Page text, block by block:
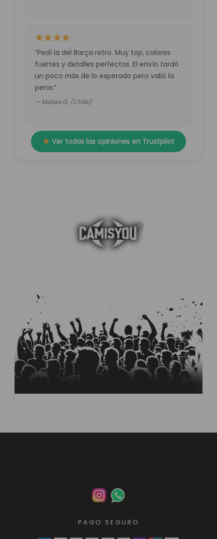
“Pedí la del Barça retro. Muy top, colores
fuertes y detalles perfectos. El envío tardó
un poco más de lo esperado pero valió la
pena.”
— Mateo G. (Chile)
Ver todas las opiniones en Trustpilot
PAGO SEGURO